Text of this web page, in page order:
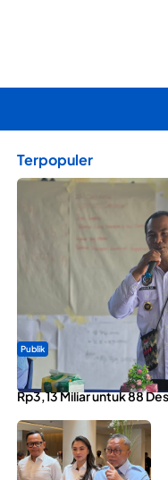
Terpopuler
Publik
ABDESI Morotai
Rp3,13 Miliar untuk 88